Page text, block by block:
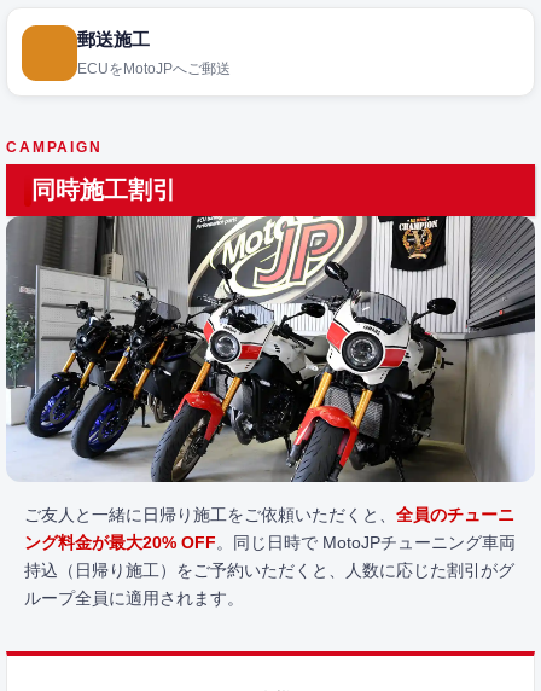
郵送施工
ECUをMotoJPへご郵送
CAMPAIGN
同時施工割引
ご友人と一緒に日帰り施工をご依頼いただくと、 全員のチューニ
ング料金が最大20% OFF。同じ日時で MotoJPチューニング車両
持込（日帰り施工）をご予約いただくと、人数に応じた割引がグ
ループ全員に適用されます。